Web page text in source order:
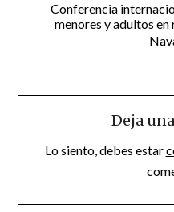
Conferencia
menores y adultos en
Deja
Lo siento, debes estar